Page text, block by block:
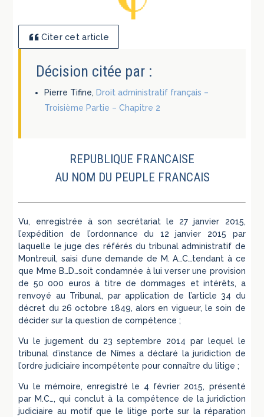
Citer cet article
Décision citée par :
Pierre Tifine, Droit administratif français –
Troisième Partie – Chapitre 2
REPUBLIQUE FRANCAISE
AU NOM DU PEUPLE FRANCAIS
Vu, enregistrée à son secrétariat le 27 janvier 2015,
l’expédition de l’ordonnance du 12 janvier 2015 par
laquelle le juge des référés du tribunal administratif de
Montreuil, saisi d’une demande de M. A…C…tendant à ce
que Mme B…D…soit condamnée à lui verser une provision
de 50 000 euros à titre de dommages et intérêts, a
renvoyé au Tribunal, par application de l’article 34 du
décret du 26 octobre 1849, alors en vigueur, le soin de
décider sur la question de compétence ;
Vu le jugement du 23 septembre 2014 par lequel le
tribunal d’instance de Nîmes a déclaré la juridiction de
l’ordre judiciaire incompétente pour connaître du litige ;
Vu le mémoire, enregistré le 4 février 2015, présenté
par M.C…, qui conclut à la compétence de la juridiction
judiciaire au motif que le litige porte sur la réparation